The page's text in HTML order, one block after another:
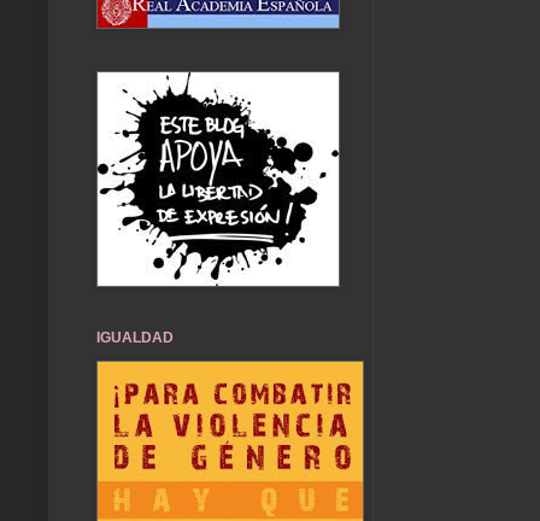
IGUALDAD